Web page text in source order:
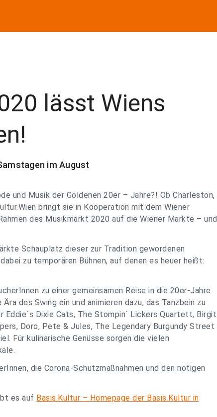
lässt Wiens
im August
und Musik der Goldenen 20er – Jahre?! Ob Charleston,
bringt sie in Kooperation mit dem Wiener
des Musikmarkt 2020 auf die Wiener Märkte – und
Schauplatz dieser zur Tradition gewordenen
zu temporären Bühnen, auf denen es heuer heißt:
zu einer gemeinsamen Reise in die 20er-Jahre
des Swing ein und animieren dazu, das Tanzbein zu
Eddie´s Dixie Cats, The Stompin´ Lickers Quartett, Birgit
Doro, Pete & Jules, The Legendary Burgundy Street
Für kulinarische Genüsse sorgen die vielen
die Corona-Schutzmaßnahmen und den nötigen
es auf Basis.Kultur – Homepage der Basis.Kultur in